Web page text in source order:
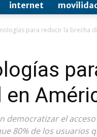
internet
para reducir la brecha
democratizar el
80% de los usuarios